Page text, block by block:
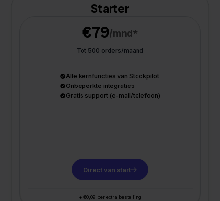
Starter
€79/mnd*
Tot 500 orders/maand
Alle kernfuncties van Stockpilot
Onbeperkte integraties
Gratis support (e-mail/telefoon)
Direct van start
+ €0,09 per extra bestelling